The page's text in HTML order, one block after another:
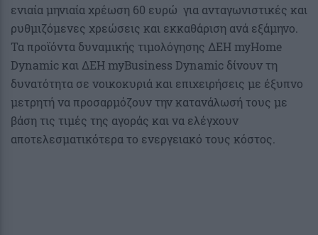
ενιαία μηνιαία χρέωση 60 ευρώ για ανταγωνιστικές και
ρυθμιζόμενες χρεώσεις και εκκαθάριση ανά εξάμηνο.
Τα προϊόντα δυναμικής τιμολόγησης ΔΕΗ myHome
Dynamic και ΔΕΗ myBusiness Dynamic δίνουν τη
δυνατότητα σε νοικοκυριά και επιχειρήσεις με έξυπνο
μετρητή να προσαρμόζουν την κατανάλωσή τους με
βάση τις τιμές της αγοράς και να ελέγχουν
αποτελεσματικότερα το ενεργειακό τους κόστος.